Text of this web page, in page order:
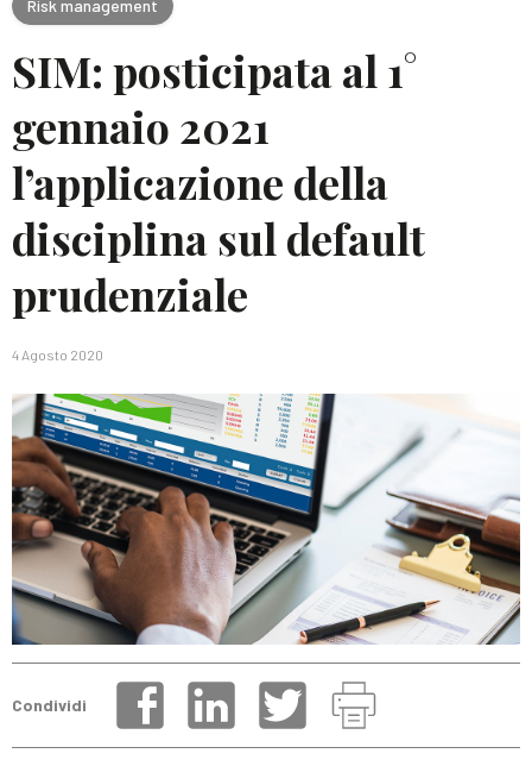
Risk management
SIM: posticipata al 1°
gennaio 2021
l’applicazione della
disciplina sul default
prudenziale
4 Agosto 2020
Condividi